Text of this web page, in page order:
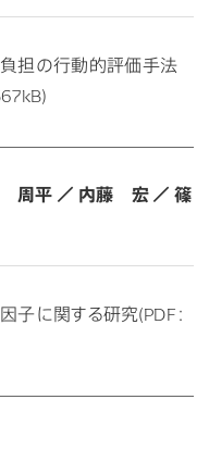
担の行動的評価手法
平 ／ 内藤 宏 ／ 篠
に関する研究(PDF：